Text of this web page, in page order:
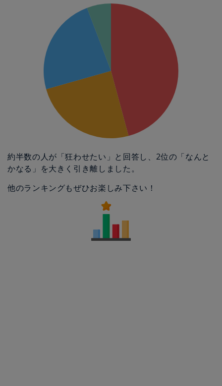
約半数の人が「狂わせたい」と回答し、2位の「なんと
かなる」を大きく引き離しました。
他のランキングもぜひお楽しみ下さい！